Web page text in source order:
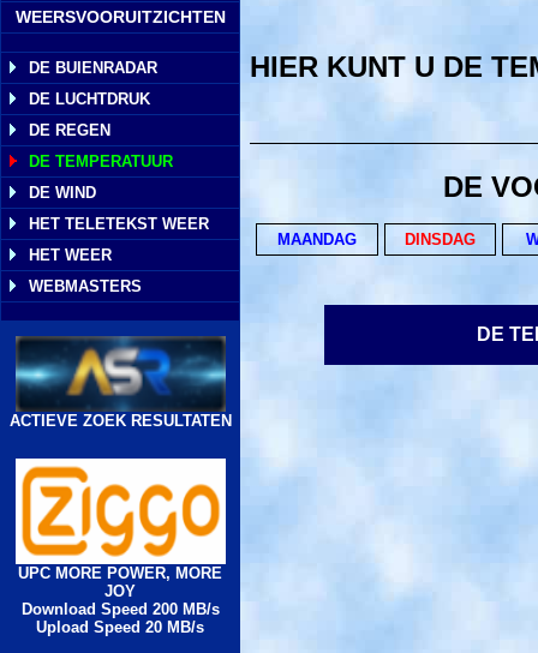
WEERSVOORUITZICHTEN
DE BUIENRADAR
DE LUCHTDRUK
DE REGEN
DE TEMPERATUUR
DE WIND
HET TELETEKST WEER
HET WEER
WEBMASTERS
ACTIEVE ZOEK RESULTATEN
UPC MORE POWER, MORE
JOY
Download Speed 200 MB/s
Upload Speed 20 MB/s
HIER KUNT U DE
DE
MAANDAG DINSDAG
DE